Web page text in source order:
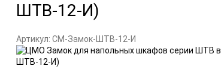
ШТВ-12-И)
Артикул: CM-Замок-ШТВ-12-И